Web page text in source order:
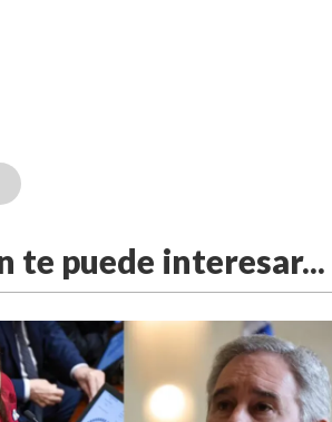
te puede interesar...